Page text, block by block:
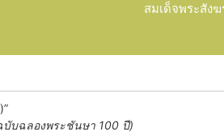
สมเด็จพระสัง
บฉลองพระชันษา 100 ปี)